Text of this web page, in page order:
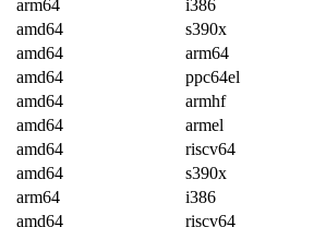
arm64
i386
amd64
s390x
amd64
arm64
amd64
ppc64el
amd64
armhf
amd64
armel
amd64
riscv64
amd64
s390x
arm64
i386
amd64
riscv64